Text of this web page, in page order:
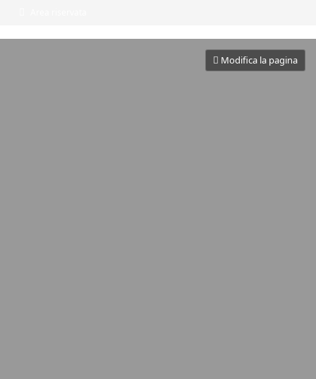
Modifica la pagina